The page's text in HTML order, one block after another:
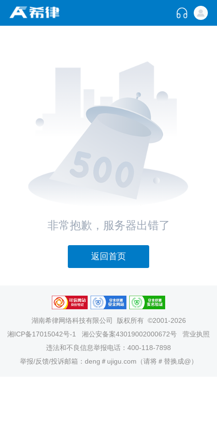
非常抱歉，服务器出错了
返回首页
湖南希律网络科技有限公司
版权所有 ©2001-2026
湘ICP备17015042号-1
湘公安备案43019002000672号
营业执照
违法和不良信息举报电话：400-118-7898
举报/反馈/投诉邮箱：deng＃ujigu.com（请将＃替换成@）